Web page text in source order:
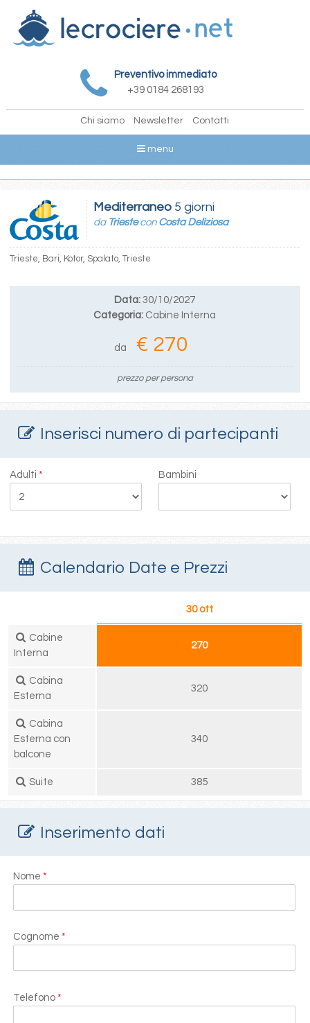
Preventivo immediato
+39 0184 268193
Chi siamo Newsletter Contatti
menu
Mediterraneo5 giorni
da Triestecon Costa Deliziosa
Trieste, Bari, Kotor, Spalato, Trieste
Data: 30/10/2027
Categoria: Cabine Interna
da € 270
prezzo per persona
Inserisci numero di partecipanti
Adulti* Bambini
Calendario Date e Prezzi
30 ott
Cabine
Interna
270
Cabina
Esterna
320
Cabina
Esterna con
balcone
340
Suite 385
Inserimento dati
Nome *
Cognome *
Telefono *